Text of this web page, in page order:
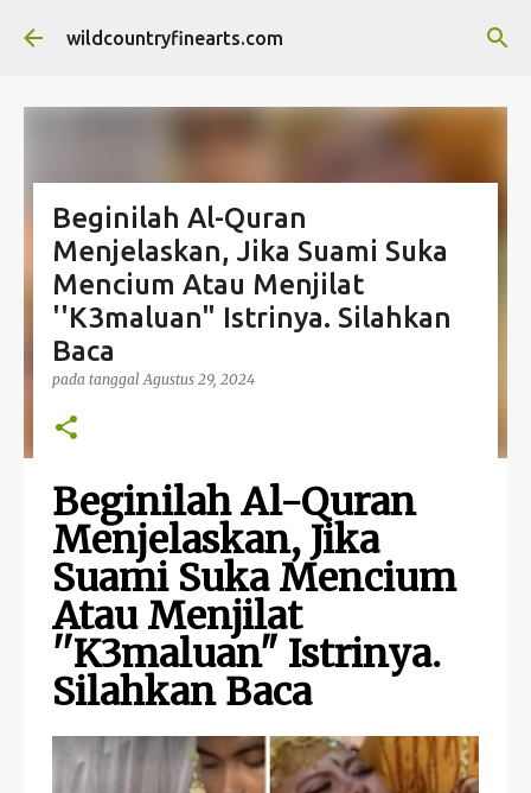
Langsung ke konten utama
wildcountryfinearts.com
Beginilah Al-Quran
Menjelaskan, Jika Suami Suka
Mencium Atau Menjilat
''K3maluan" Istrinya. Silahkan
Baca
pada tanggalAgustus 29, 2024
Beginilah Al-Quran
Menjelaskan, Jika
Suami Suka Mencium
Atau Menjilat
''K3maluan" Istrinya.
Silahkan Baca